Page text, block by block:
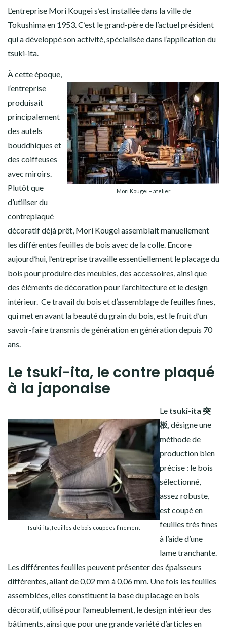
L’entreprise Mori Kougei s’est installée dans la ville de
Tokushima en 1953. C’est le grand-père de l’actuel président
qui a développé son activité, spécialisée dans l’application du
tsuki-ita.
Mori Kougei – atelier
À cette époque,
l’entreprise
produisait
principalement
des autels
bouddhiques et
des coiffeuses
avec miroirs.
Plutôt que
d’utiliser du
contreplaqué
décoratif déjà prêt, Mori Kougei assemblait manuellement
les différentes feuilles de bois avec de la colle. Encore
aujourd’hui, l’entreprise travaille essentiellement le placage du
bois pour produire des meubles, des accessoires, ainsi que
des éléments de décoration pour l’architecture et le design
intérieur. Ce travail du bois et d’assemblage de feuilles fines,
qui met en avant la beauté du grain du bois, est le fruit d’un
savoir-faire transmis de génération en génération depuis 70
ans.
Le tsuki-ita, le contre plaqué
à la japonaise
Tsuki-ita, feuilles de bois coupées finement
Le tsuki-ita 突
板 , désigne une
méthode de
production bien
précise : le bois
sélectionné,
assez robuste,
est coupé en
feuilles très fines
à l’aide d’une
lame tranchante.
Les différentes feuilles peuvent présenter des épaisseurs
différentes, allant de 0,02 mm à 0,06 mm. Une fois les feuilles
assemblées, elles constituent la base du placage en bois
décoratif, utilisé pour l’ameublement, le design intérieur des
bâtiments, ainsi que pour une grande variété d’articles en